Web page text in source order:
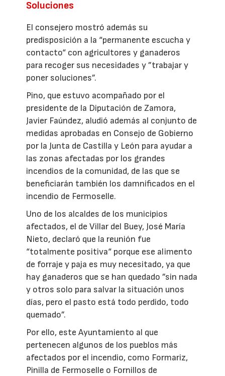
Soluciones
El consejero mostró además su
predisposición a la “permanente escucha y
contacto“ con agricultores y ganaderos
para recoger sus necesidades y ”trabajar y
poner soluciones”.
Pino, que estuvo acompañado por el
presidente de la Diputación de Zamora,
Javier Faúndez, aludió además al conjunto de
medidas aprobadas en Consejo de Gobierno
por la Junta de Castilla y León para ayudar a
las zonas afectadas por los grandes
incendios de la comunidad, de las que se
beneficiarán también los damnificados en el
incendio de Fermoselle.
Uno de los alcaldes de los municipios
afectados, el de Villar del Buey, José María
Nieto, declaró que la reunión fue
“totalmente positiva“ porque ese alimento
de forraje y paja es muy necesitado, ya que
hay ganaderos que se han quedado ”sin nada
y otros solo para salvar la situación unos
días, pero el pasto está todo perdido, todo
quemado”.
Por ello, este Ayuntamiento al que
pertenecen algunos de los pueblos más
afectados por el incendio, como Formariz,
Pinilla de Fermoselle o Fornillos de